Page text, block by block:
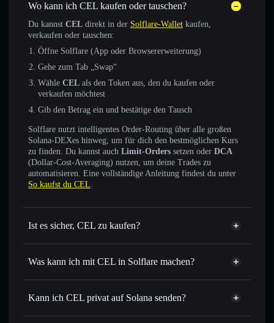
Wo kann ich CEL kaufen oder tauschen?
Du kannst CEL direkt in der Solflare-Wallet kaufen,
verkaufen oder tauschen:
Öffne Solflare (App oder Browsererweiterung)
Gehe zum Tab „Swap“
Wähle CEL als den Token aus, den du kaufen oder
verkaufen möchtest
Gib den Betrag ein und bestätige den Tausch
Solflare nutzt intelligentes Order-Routing über alle großen
Solana-DEXes hinweg, um für dich den bestmöglichen Kurs
zu finden. Du kannst auch Limit-Orders setzen oder DCA
(Dollar-Cost-Averaging) nutzen, um deine Trades zu
automatisieren. Eine vollständige Anleitung findest du unter
So kaufst du CEL.
Ist es sicher, CEL zu kaufen?
CEL nicht verifiziert
Was kann ich mit CEL in Solflare machen?
CEL
Solflare-Wallet
Sofort tauschen– handle CEL gegen SOL, USDC oder
Routing zum bestmöglichen Kurs
Kann ich CEL privat auf Solana senden?
Privacy